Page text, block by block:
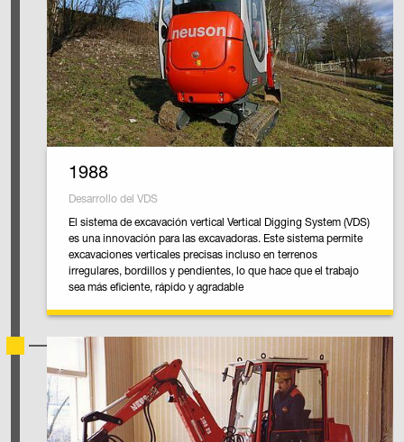
1988
Desarrollo del VDS
El sistema de excavación vertical Vertical Digging System (VDS)
es una innovación para las excavadoras. Este sistema permite
excavaciones verticales precisas incluso en terrenos
irregulares, bordillos y pendientes, lo que hace que el trabajo
sea más eficiente, rápido y agradable